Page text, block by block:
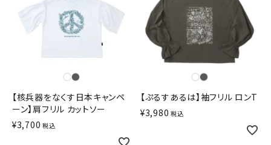
【核兵器をなくす日本キャンペ
ーン】肩フリル カットソー
¥3,700 税込
【ぷるすあるは】袖フリル ロンT
¥3,980 税込